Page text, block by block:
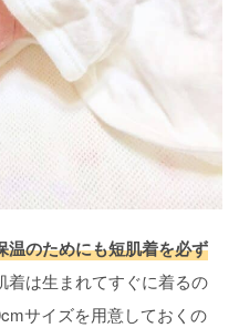
温のためにも短肌着を必ず
着は生まれてすぐに着るの
サイズを用意しておくの